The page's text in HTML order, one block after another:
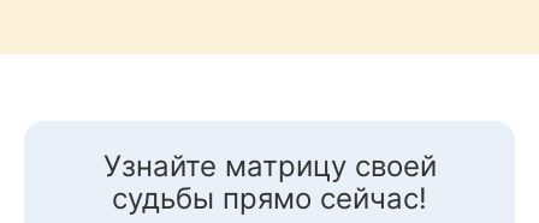
Узнайте матрицу своей
судьбы прямо сейчас!